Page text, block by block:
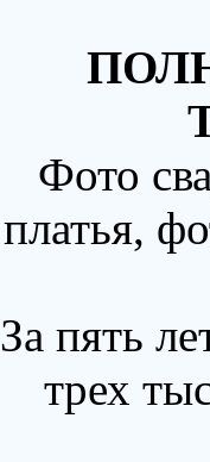
Фото
платья,
За пять
трех